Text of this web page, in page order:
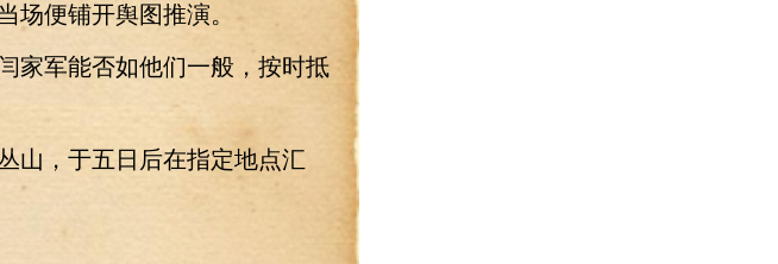
便铺开舆图推演。
军能否如他们一般，按时抵
，于五日后在指定地点汇